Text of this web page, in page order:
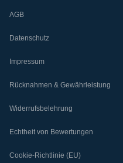
AGB
Datenschutz
Impressum
Rücknahmen & Gewährleistung
Widerrufsbelehrung
Echtheit von Bewertungen
Cookie-Richtlinie (EU)